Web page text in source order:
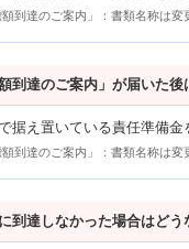
到達のご案内」：書類名称は変
額到達のご案内」が届いた
据え置いている責任準備
到達のご案内」：書類名称は変
到達しなかった場合はどう